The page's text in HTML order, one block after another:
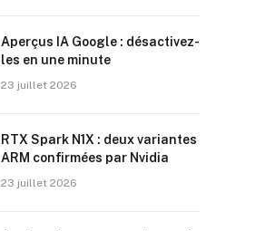
Aperçus IA Google : désactivez-
les en une minute
23 juillet 2026
RTX Spark N1X : deux variantes
ARM confirmées par Nvidia
23 juillet 2026